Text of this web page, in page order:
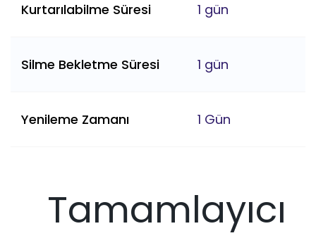
Kurtarılabilme Süresi 1 gün
Silme Bekletme Süresi 1 gün
Yenileme Zamanı 1 Gün
Tamamlayıcı